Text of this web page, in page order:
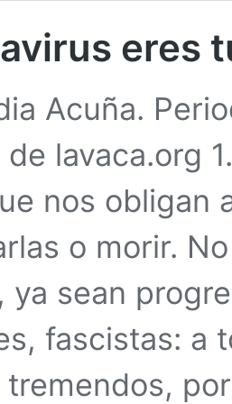
eres
Acuña.
lavaca.org
nos obligan
o morir.
ya sean
fascistas: a
tremendos,